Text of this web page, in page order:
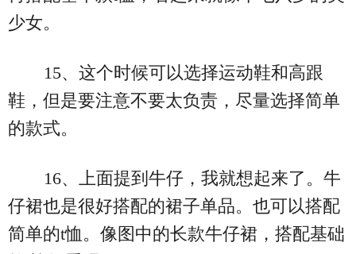
少女。
15、这个时候可以选择运动鞋和高跟
鞋，但是要注意不要太负责，尽量选择简单
的款式。
16、上面提到牛仔，我就想起来了。牛
仔裙也是很好搭配的裙子单品。也可以搭配
简单的t恤。像图中的长款牛仔裙，搭配基础